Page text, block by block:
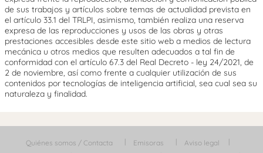
de sus trabajos y artículos sobre temas de actualidad prevista en
el artículo 33.1 del TRLPI, asimismo, también realiza una reserva
expresa de las reproducciones y usos de las obras y otras
prestaciones accesibles desde este sitio web a medios de lectura
mecánica u otros medios que resulten adecuados a tal fin de
conformidad con el artículo 67.3 del Real Decreto - ley 24/2021, de
2 de noviembre, así como frente a cualquier utilización de sus
contenidos por tecnologías de inteligencia artificial, sea cual sea su
naturaleza y finalidad.
Quiénes somos / Contacta Emisoras
Aviso legal